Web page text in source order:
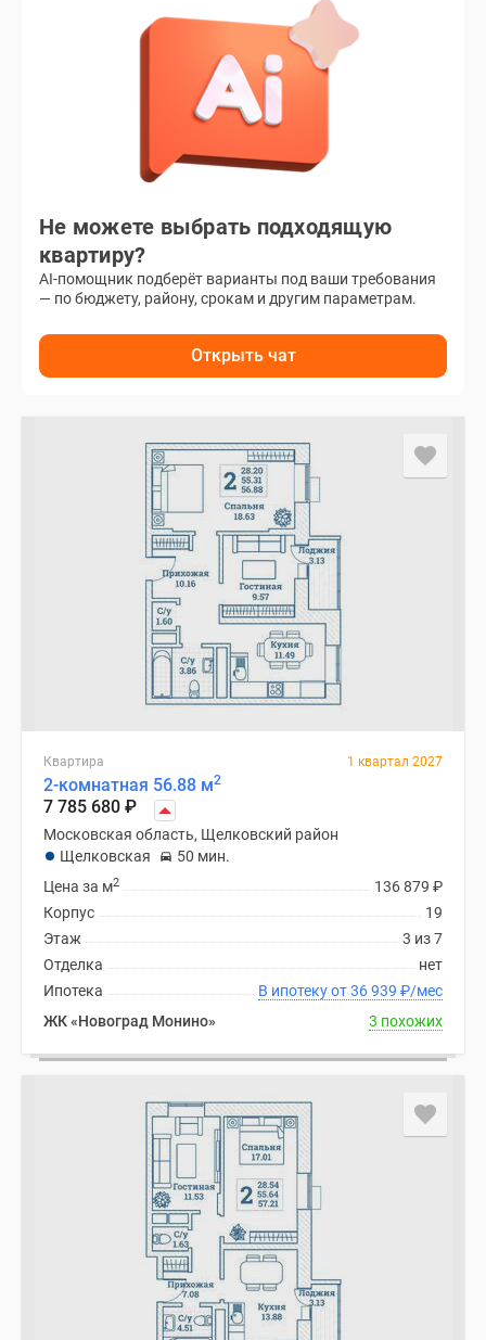
Не можете выбрать подходящую
квартиру?
AI-помощник подберёт варианты под ваши требования
— по бюджету, району, срокам и другим параметрам.
Открыть чат
Квартира 1 квартал 2027
2-комнатная 56.88 м2
7 785 680 ₽
Московская область, Щелковский район
Щелковская
50 мин.
136 879 ₽
Цена за м2
19
Корпус
3 из 7
Этаж
нет
Отделка
В ипотеку от 36 939 ₽/мес
Ипотека
ЖК «Новоград Монино»
3 похожих